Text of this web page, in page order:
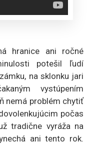
hranice ani ročné
potešil ľudí
na sklonku jari
vystúpením
nemá problém chytiť
počas
tradične vyráža na
ani tento rok.